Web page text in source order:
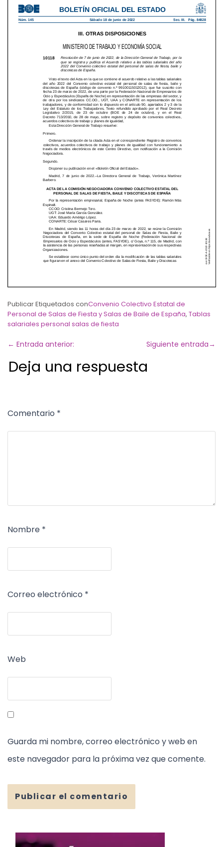
Publicar Etiquetados conConvenio Colectivo Estatal de
Personal de Salas de Fiesta y Salas de Baile de España,Tablas
salariales personal salas de fiesta
← Entrada anterior: Siguiente entrada→
Deja una respuesta
Comentario *
Nombre *
Correo electrónico *
Web
Guarda mi nombre, correo electrónico y web en
este navegador para la próxima vez que comente.